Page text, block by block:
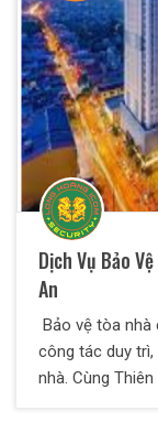
Dịch Vụ Bảo
An
Bảo vệ tòa nhà
công tác duy
nhà. Cùng